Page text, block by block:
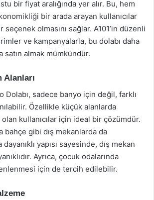
bir fiyat aralığında yer alır. Bu, hem
bir arada arayan kullanıcılar
olmasını sağlar. A101’in düzenli
ve kampanyalarla, bu dolabı daha
satın almak mümkündür.
Alanları
Dolabı, sadece banyo için değil, farklı
Özellikle küçük alanlarda
kullanıcılar için ideal bir çözümdür.
bahçe gibi dış mekanlarda da
yapısı sayesinde, dış mekan
Ayrıca, çocuk odalarında
için de tercih edilebilir.